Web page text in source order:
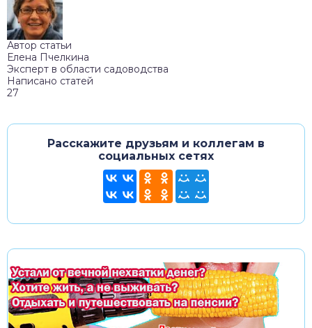
Автор статьи
Елена Пчелкина
Эксперт в области садоводства
Написано статей
27
Расскажите друзьям и коллегам в
социальных сетях